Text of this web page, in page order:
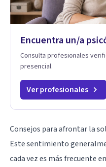
Encuentra un/a
Consulta profesionales
presencial.
Ver profesionales
Consejos para afrontar la
Este sentimiento
cada vez es más frecuente